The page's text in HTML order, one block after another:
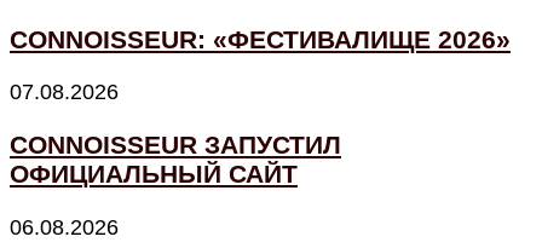
CONNOISSEUR: «ФЕСТИВАЛИЩЕ 2026»
07.08.2026
CONNOISSEUR ЗАПУСТИЛ
ОФИЦИАЛЬНЫЙ САЙТ
06.08.2026